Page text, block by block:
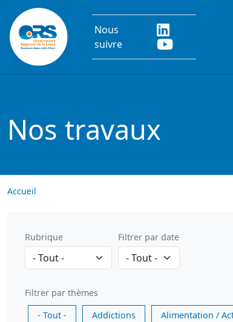
Aller au contenu principal
Nous
suivre
Nos travaux
Accueil
Rubrique Filtrer par date
Filtrer par thèmes
- Tout -
Addictions Alimentation /